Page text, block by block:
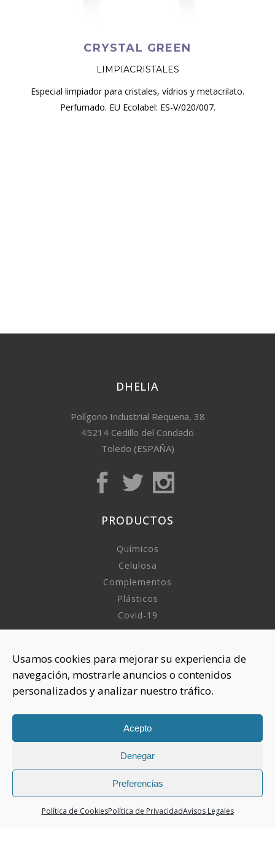
Usamos cookies para mejorar su experiencia de
navegación, mostrarle anuncios o contenidos
personalizados y analizar nuestro tráfico.
Acepto
Denegar
Preferencias
Política de CookiesPolítica de PrivacidadAvisos Legales
CRYSTAL GREEN
LIMPIACRISTALES
Especial limpiador para cristales, vídrios y metacrilato.
Perfumado. EU Ecolabel: ES-V/020/007.
DHELIA
Polígono Industrial Requena, 38
45214 Cedillo del Condado
Toledo (ESPAÑA)
PRODUCTOS
Químicos
Celulosa
Complementos
Plásticos
Covid-19
Sobre nosotros
Aviso Legal
Política de Privacidad
Política Cookies
CONTACTAR
925 508 922
dhelia@dhelia.es